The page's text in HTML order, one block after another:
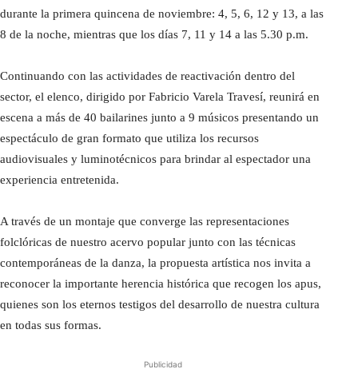
durante la primera quincena de noviembre: 4, 5, 6, 12 y 13, a las
8 de la noche, mientras que los días 7, 11 y 14 a las 5.30 p.m.
Continuando con las actividades de reactivación dentro del
sector, el elenco, dirigido por Fabricio Varela Travesí, reunirá en
escena a más de 40 bailarines junto a 9 músicos presentando un
espectáculo de gran formato que utiliza los recursos
audiovisuales y luminotécnicos para brindar al espectador una
experiencia entretenida.
A través de un montaje que converge las representaciones
folclóricas de nuestro acervo popular junto con las técnicas
contemporáneas de la danza, la propuesta artística nos invita a
reconocer la importante herencia histórica que recogen los apus,
quienes son los eternos testigos del desarrollo de nuestra cultura
en todas sus formas.
Publicidad